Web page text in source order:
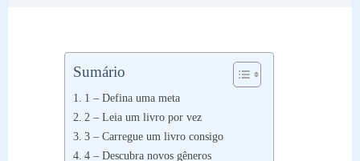
Sumário
1 – Defina uma meta
2 – Leia um livro por vez
3 – Carregue um livro consigo
4 – Descubra novos gêneros